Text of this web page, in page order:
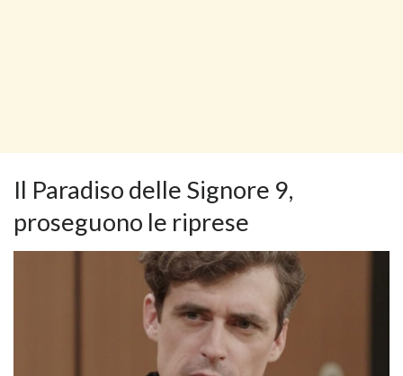
Il Paradiso delle Signore 9,
proseguono le riprese